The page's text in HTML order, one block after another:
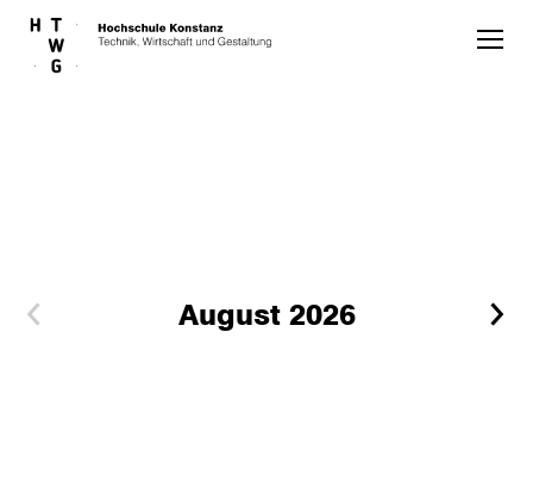
Skip to main content
August 2026